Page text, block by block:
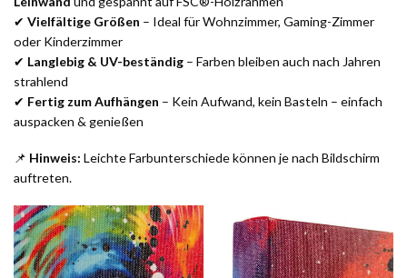
✔ Vielfältige Größen – Ideal für Wohnzimmer, Gaming-Zimmer
oder Kinderzimmer
✔ Langlebig & UV-beständig – Farben bleiben auch nach Jahren
strahlend
✔ Fertig zum Aufhängen – Kein Aufwand, kein Basteln – einfach
auspacken & genießen
📌 Hinweis: Leichte Farbunterschiede können je nach Bildschirm
auftreten.